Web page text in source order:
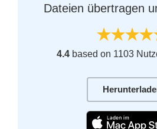
Dateien übertragen
4.4based on 1103